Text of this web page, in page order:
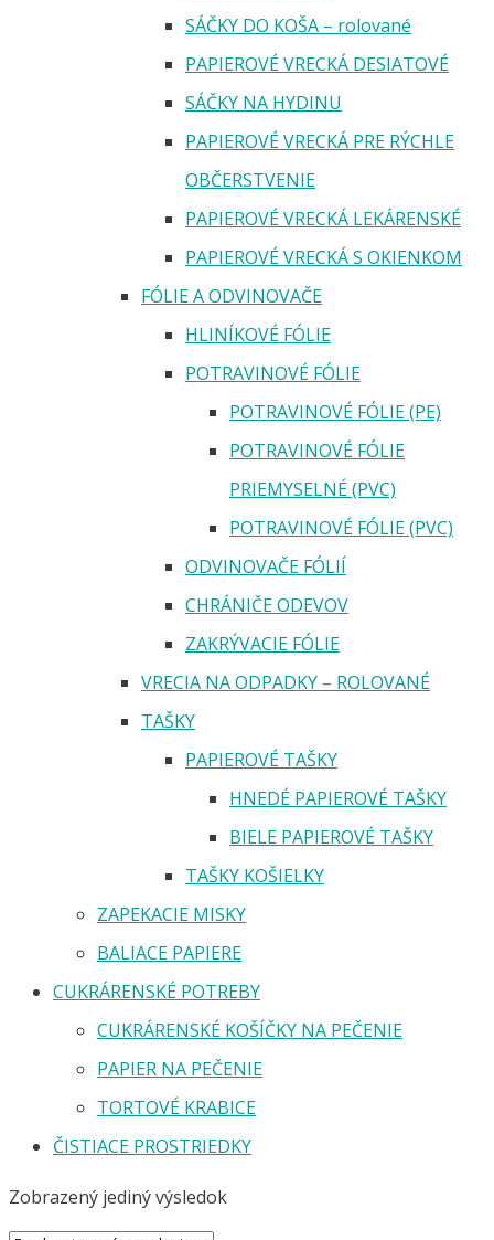
SÁČKY DO KOŠA – rolované
PAPIEROVÉ VRECKÁ DESIATOVÉ
SÁČKY NA HYDINU
PAPIEROVÉ VRECKÁ PRE RÝCHLE
OBČERSTVENIE
PAPIEROVÉ VRECKÁ LEKÁRENSKÉ
PAPIEROVÉ VRECKÁ S OKIENKOM
FÓLIE A ODVINOVAČE
HLINÍKOVÉ FÓLIE
POTRAVINOVÉ FÓLIE
POTRAVINOVÉ FÓLIE (PE)
POTRAVINOVÉ FÓLIE
PRIEMYSELNÉ (PVC)
POTRAVINOVÉ FÓLIE (PVC)
ODVINOVAČE FÓLIÍ
CHRÁNIČE ODEVOV
ZAKRÝVACIE FÓLIE
VRECIA NA ODPADKY – ROLOVANÉ
TAŠKY
PAPIEROVÉ TAŠKY
HNEDÉ PAPIEROVÉ TAŠKY
BIELE PAPIEROVÉ TAŠKY
TAŠKY KOŠIELKY
ZAPEKACIE MISKY
BALIACE PAPIERE
CUKRÁRENSKÉ POTREBY
CUKRÁRENSKÉ KOŠÍČKY NA PEČENIE
PAPIER NA PEČENIE
TORTOVÉ KRABICE
ČISTIACE PROSTRIEDKY
Zobrazený jediný výsledok